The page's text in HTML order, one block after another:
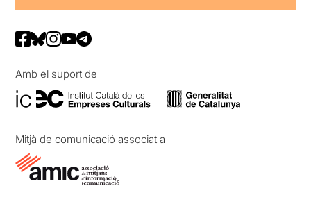
Amb el suport de
Mitjà de comunicació associat a